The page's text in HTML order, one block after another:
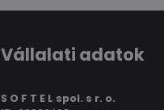
Vállalati adatok
S O F T E L spol. s r. o.